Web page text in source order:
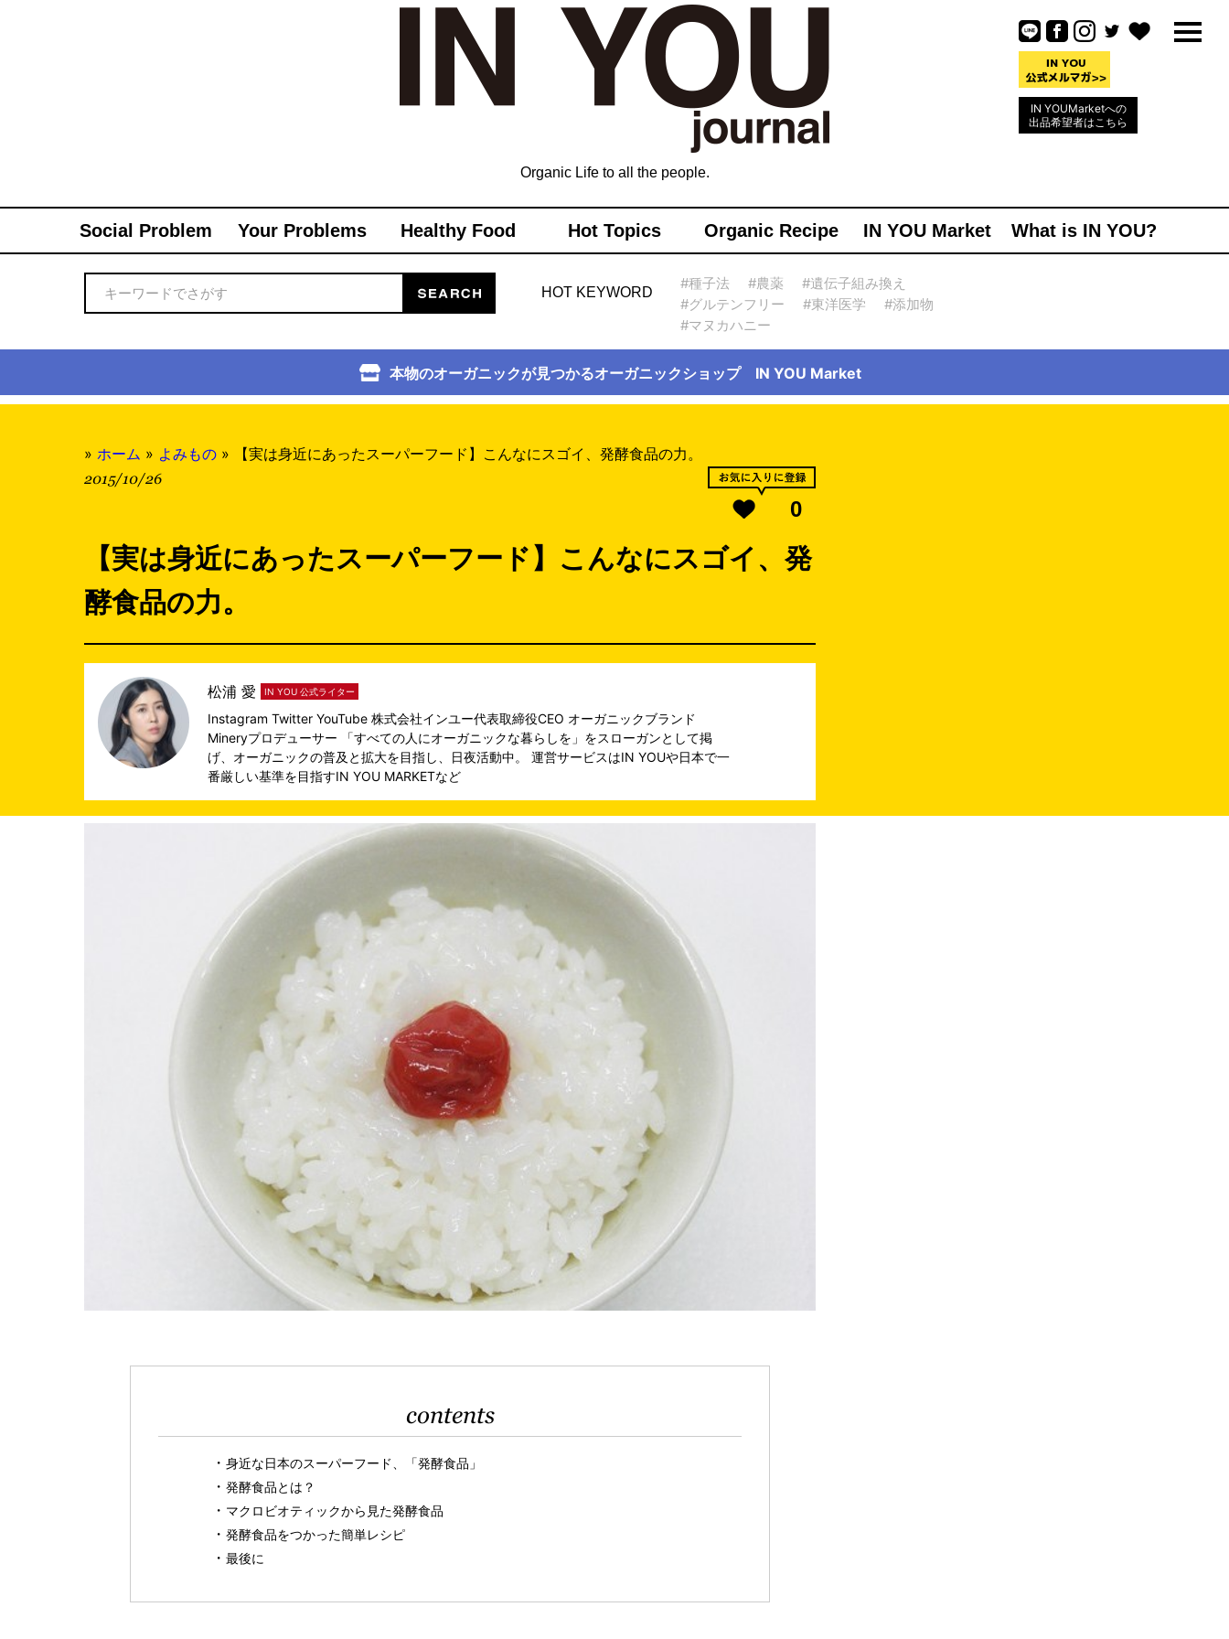
IN YOUMarketへの
出品希望者はこちら
Organic Life to all the people.
Social Problem Your Problems Healthy Food Hot Topics Organic Recipe IN YOU Market What is IN YOU?
HOT KEYWORD
#種子法 #農薬
#遺伝子組み換え
#グルテンフリー
#東洋医学
#添加物
#マヌカハニー
本物のオーガニックが見つかるオーガニックショップ IN YOU Market
» ホーム » よみもの » 【実は身近にあったスーパーフード】こんなにスゴイ、発酵食品の力。
2015/10/26
0
【実は身近にあったスーパーフード】こんなにスゴイ、発
酵食品の力。
松浦 愛 IN YOU 公式ライター
Instagram Twitter YouTube 株式会社インユー代表取締役CEO オーガニックブランド
Mineryプロデューサー 「すべての人にオーガニックな暮らしを」をスローガンとして掲
げ、オーガニックの普及と拡大を目指し、日夜活動中。 運営サービスはIN YOUや日本で一
番厳しい基準を目指すIN YOU MARKETなど
contents
身近な日本のスーパーフード、「発酵食品」
発酵食品とは？
マクロビオティックから見た発酵食品
発酵食品をつかった簡単レシピ
最後に